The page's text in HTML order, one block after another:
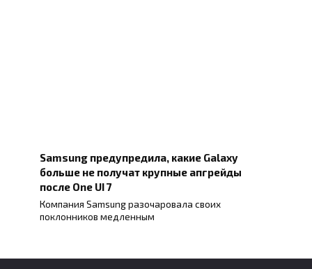
Samsung предупредила, какие Galaxy
больше не получат крупные апгрейды
после One UI 7
Компания Samsung разочаровала своих
поклонников медленным